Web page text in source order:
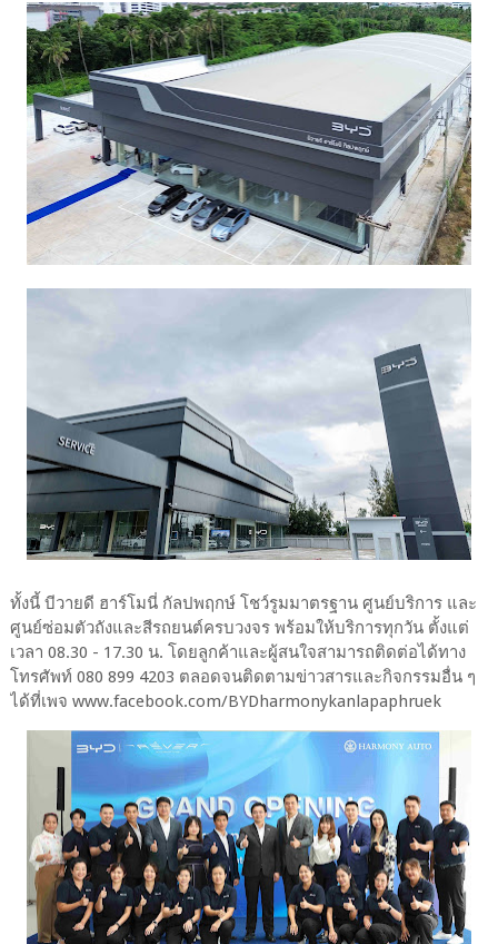
ทั้งนี้ บีวายดี ฮาร์โมนี่ กัลปพฤกษ์ โชว์รูมมาตรฐาน ศูนย์บริการ และ
ศูนย์ซ่อมตัวถังและสีรถยนต์ครบวงจร พร้อมให้บริการทุกวัน ตั้งแต่
เวลา 08.30 - 17.30 น. โดยลูกค้าและผู้สนใจสามารถติดต่อได้ทาง
โทรศัพท์ 080 899 4203 ตลอดจนติดตามข่าวสารและกิจกรรมอื่น ๆ
ได้ที่เพจ www.facebook.com/BYDharmonykanlapaphruek